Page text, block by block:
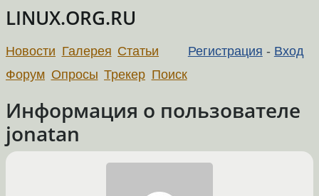
LINUX.ORG.RU
Регистрация - Вход
Новости Галерея Статьи
Форум Опросы Трекер Поиск
Информация о пользователе
jonatan